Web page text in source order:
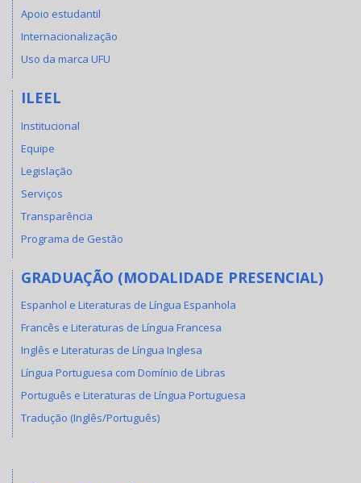
Apoio estudantil
Internacionalização
Uso da marca UFU
ILEEL
Institucional
Equipe
Legislação
Serviços
Transparência
Programa de Gestão
GRADUAÇÃO (MODALIDADE PRESENCIAL)
Espanhol e Literaturas de Língua Espanhola
Francês e Literaturas de Língua Francesa
Inglês e Literaturas de Língua Inglesa
Língua Portuguesa com Domínio de Libras
Português e Literaturas de Língua Portuguesa
Tradução (Inglês/Português)